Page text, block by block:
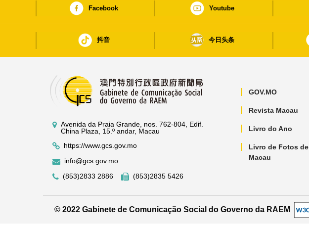
Facebook Youtube
抖音 今日头条
Avenida da Praia Grande, nos. 762-804, Edif.
China Plaza, 15.º andar, Macau
https://www.gcs.gov.mo
info@gcs.gov.mo
(853)2833 2886
(853)2835 5426
GOV.MO
Revista Macau
Livro do Ano
Livro de Fotos de
Macau
© 2022 Gabinete de Comunicação Social do Governo da RAEM